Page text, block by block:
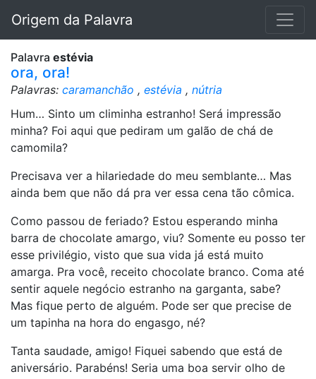
Origem da Palavra
Palavra estévia
ora, ora!
Palavras: caramanchão , estévia , nútria
Hum… Sinto um climinha estranho! Será impressão
minha? Foi aqui que pediram um galão de chá de
camomila?
Precisava ver a hilariedade do meu semblante… Mas
ainda bem que não dá pra ver essa cena tão cômica.
Como passou de feriado? Estou esperando minha
barra de chocolate amargo, viu? Somente eu posso ter
esse privilégio, visto que sua vida já está muito
amarga. Pra você, receito chocolate branco. Coma até
sentir aquele negócio estranho na garganta, sabe?
Mas fique perto de alguém. Pode ser que precise de
um tapinha na hora do engasgo, né?
Tanta saudade, amigo! Fiquei sabendo que está de
aniversário. Parabéns! Seria uma boa servir olho de